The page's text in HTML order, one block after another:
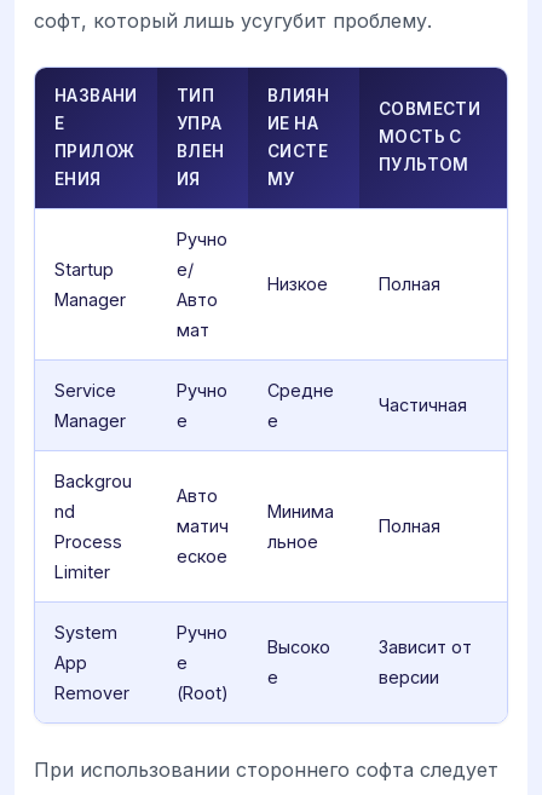
софт, который лишь усугубит проблему.
НАЗВАНИ
Е
ПРИЛОЖ
ЕНИЯ
ТИП
УПРА
ВЛЕН
ИЯ
ВЛИЯН
ИЕ НА
СИСТЕ
МУ
СОВМЕСТИ
МОСТЬ С
ПУЛЬТОМ
Startup
Manager
Ручно
е/
Авто
мат
Низкое Полная
Service
Manager
Ручно
е
Средне
е
Частичная
Backgrou
nd
Process
Limiter
Авто
матич
еское
Минима
льное
Полная
System
App
Remover
Ручно
е
(Root)
Высоко
е
Зависит от
версии
При использовании стороннего софта следует